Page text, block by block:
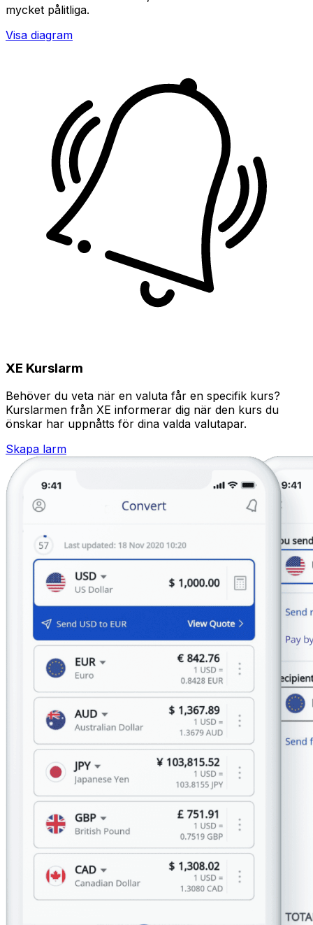
mycket pålitliga.
Visa diagram
XE Kurslarm
Behöver du veta när en valuta får en specifik kurs?
Kurslarmen från XE informerar dig när den kurs du
önskar har uppnåtts för dina valda valutapar.
Skapa larm